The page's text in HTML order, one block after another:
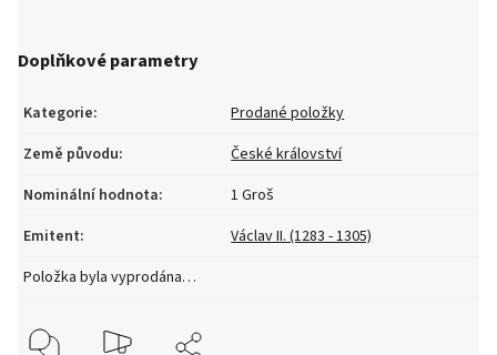
Doplňkové parametry
Kategorie:
Prodané položky
Země původu:
České království
Nominální hodnota:
1 Groš
Emitent:
Václav II. (1283 - 1305)
Položka byla vyprodána…